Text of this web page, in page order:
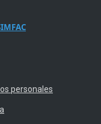
personales